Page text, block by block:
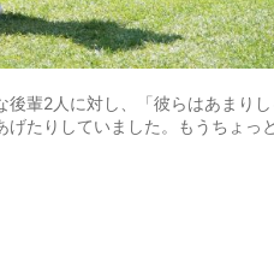
後輩2人に対し、「彼らはあまり
げたりしていました。もうちょっ